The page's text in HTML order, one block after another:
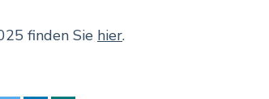
finden Sie hier.